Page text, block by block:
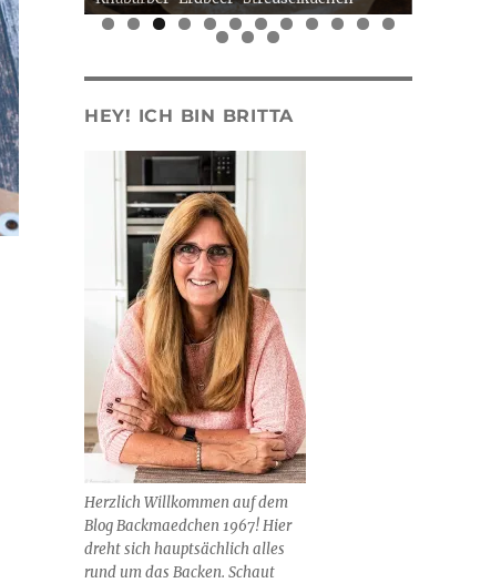
0
1 2
3 4 5
HEY! ICH BIN BRITTA
Herzlich Willkommen auf dem
Blog Backmaedchen 1967! Hier
dreht sich hauptsächlich alles
rund um das Backen. Schaut